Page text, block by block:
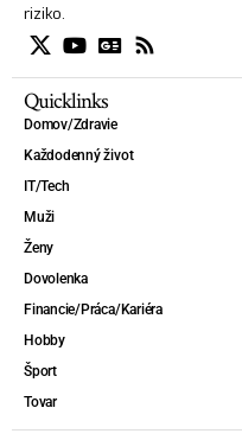
riziko.
Quicklinks
Domov/Zdravie
Každodenný život
IT/Tech
Muži
Ženy
Dovolenka
Financie/Práca/Kariéra
Hobby
Šport
Tovar